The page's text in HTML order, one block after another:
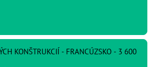
KONŠTRUKCIÍ - FRANCÚZSKO - 3 600